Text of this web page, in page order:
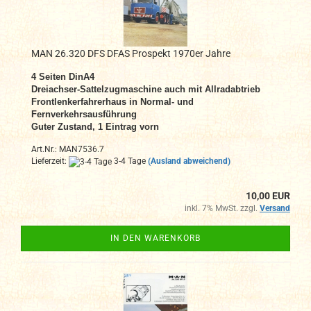
MAN 26.320 DFS DFAS Prospekt 1970er Jahre
4 Seiten DinA4
Dreiachser-Sattelzugmaschine auch mit Allradabtrieb
Frontlenkerfahrerhaus in Normal- und
Fernverkehrsausführung
Guter Zustand, 1 Eintrag vorn
Art.Nr.: MAN7536.7
Lieferzeit:
3-4 Tage (Ausland abweichend)
10,00 EUR
inkl. 7% MwSt. zzgl. Versand
IN DEN WARENKORB